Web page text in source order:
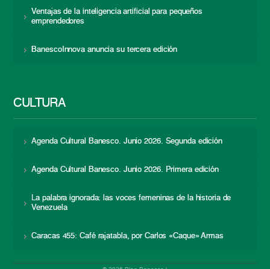
Ventajas de la inteligencia artificial para pequeños
emprendedores
BanescoInnova anuncia su tercera edición
CULTURA
Agenda Cultural Banesco. Junio 2026. Segunda edición
Agenda Cultural Banesco. Junio 2026. Primera edición
La palabra ignorada: las voces femeninas de la historia de
Venezuela
Caracas 455: Café rajatabla, por Carlos «Caque» Armas